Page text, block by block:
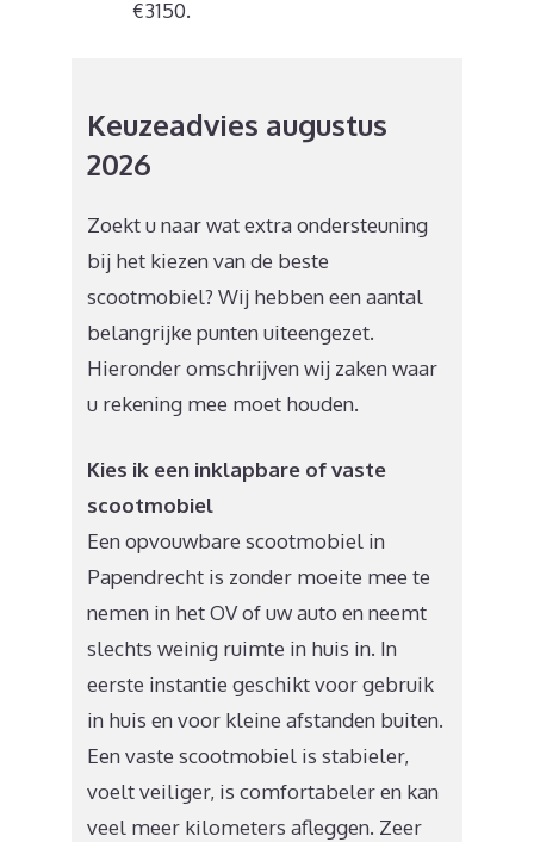
€3150.
Keuzeadvies augustus
2026
Zoekt u naar wat extra ondersteuning
bij het kiezen van de beste
scootmobiel? Wij hebben een aantal
belangrijke punten uiteengezet.
Hieronder omschrijven wij zaken waar
u rekening mee moet houden.
Kies ik een inklapbare of vaste
scootmobiel
Een opvouwbare scootmobiel in
Papendrecht is zonder moeite mee te
nemen in het OV of uw auto en neemt
slechts weinig ruimte in huis in. In
eerste instantie geschikt voor gebruik
in huis en voor kleine afstanden buiten.
Een vaste scootmobiel is stabieler,
voelt veiliger, is comfortabeler en kan
veel meer kilometers afleggen. Zeer